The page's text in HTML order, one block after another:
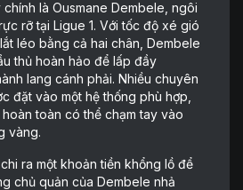
là Ousmane Dembele, ngôi
rỡ tại Ligue 1. Với tốc độ xé gió
léo bằng cả hai chân, Dembele
thủ hoàn hảo để lấp đầy
lang cánh phải. Nhiều chuyên
đặt vào một hệ thống phù hợp,
toàn có thể chạm tay vào
vàng.
ra một khoản tiền khổng lồ để
chủ quản của Dembele nhả